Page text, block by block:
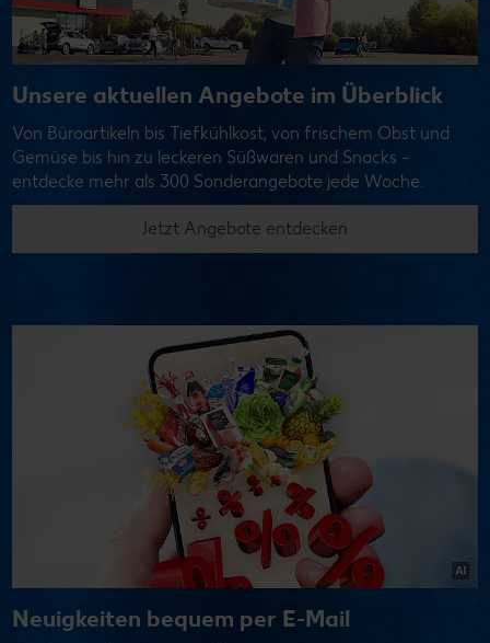
Unsere aktuellen Angebote im Überblick
Von Büroartikeln bis Tiefkühlkost, von frischem Obst und
Gemüse bis hin zu leckeren Süßwaren und Snacks –
entdecke mehr als 300 Sonderangebote jede Woche.
Jetzt Angebote entdecken
Neuigkeiten bequem per E-Mail